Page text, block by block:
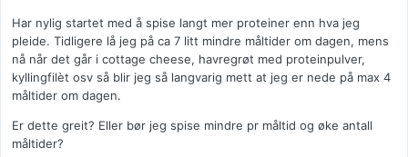
Har nylig startet med å spise langt mer proteiner enn hva jeg
pleide. Tidligere lå jeg på ca 7 litt mindre måltider om dagen, mens
nå når det går i cottage cheese, havregrøt med proteinpulver,
kyllingfilèt osv så blir jeg så langvarig mett at jeg er nede på max 4
måltider om dagen.
Er dette greit? Eller bør jeg spise mindre pr måltid og øke antall
måltider?